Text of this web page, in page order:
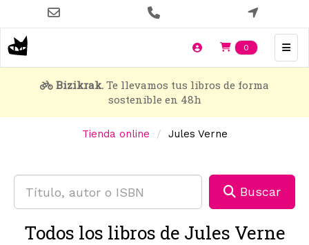
contenido
principal
0 Items en
Bizikrak. Te llevamos tus libros de forma
sostenible en 48h
Tienda online Jules Verne
Buscar
Todos los libros de Jules Verne